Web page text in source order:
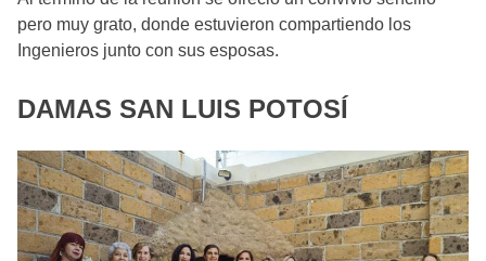
pero muy grato, donde estuvieron compartiendo los
Ingenieros junto con sus esposas.
DAMAS SAN LUIS POTOSÍ